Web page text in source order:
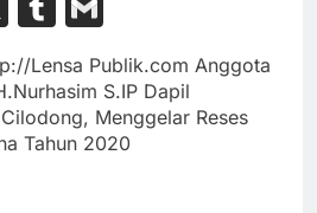
Lensa Publik.com Anggota
S.IP Dapil
Menggelar Reses
Tahun 2020